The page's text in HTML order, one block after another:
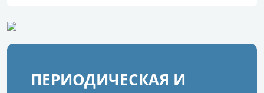
ПЕРИОДИЧЕСКАЯ И